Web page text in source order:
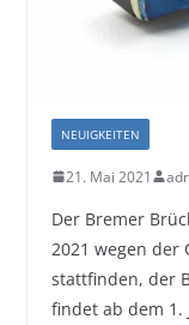
NEUIGKEITEN
21. Mai 2021
Der Bremer
2021 wegen der
stattfinden, der
findet ab dem 1.